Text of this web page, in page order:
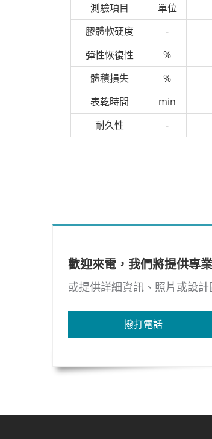
測驗項目
單位
膠體軟硬度
-
彈性恢復性
%
體積損失
%
表乾時間
min
耐久性
-
歡迎來電，我們將提供專
或提供詳細資訊、照片或設
撥打電話